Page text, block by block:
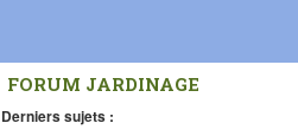
FORUM JARDINAGE
Derniers sujets :